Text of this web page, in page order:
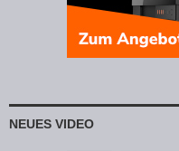
NEUES VIDEO